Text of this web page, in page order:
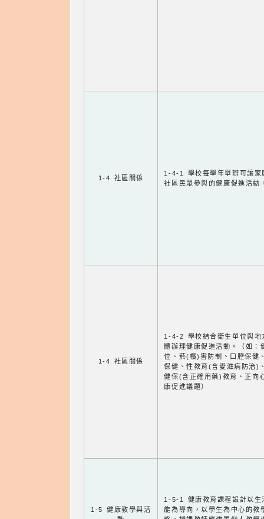
1-4 社區關係
1-4-1 學校每學年舉辦可讓家
社區民眾參與的健康促進活動
1-4 社區關係
1-4-2 學校結合衛生單位與地
體辦理健康促進活動。（如：
位、菸(檳)害防制、口腔保健
保健、性教育(含愛滋病防治)
健保(含正確用藥)教育、正向
康促進議題）
1-5 健康教學與活
1-5-1 健康教育課程設計以生
能為導向，以學生為中心的教